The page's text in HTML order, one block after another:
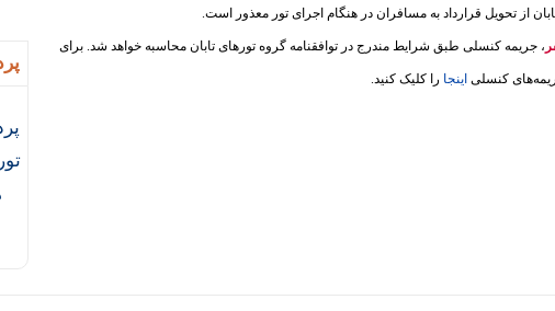
از تحویل قرارداد به مسافران در هنگام اجرای تور معذور است.
، جریمه کنسلی طبق شرایط مندرج در توافقنامه گروه تورهای تابان محاسبه خواهد شد. برای
کنسلی اینجا را کلیک کنید.